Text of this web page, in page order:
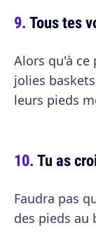
Tous tes
Alors qu'à
jolies
leurs pieds
Tu as
Faudra pas
des pieds au